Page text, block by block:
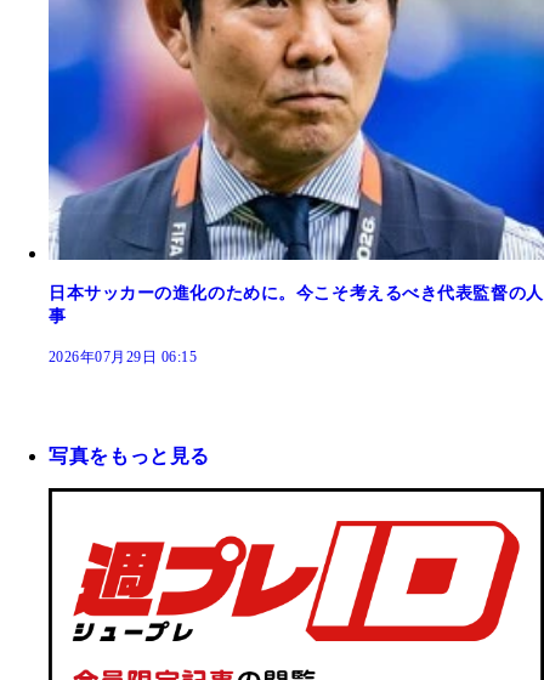
日本サッカーの進化のために。今こそ考えるべき代表監督の人
事
2026年07月29日 06:15
写真をもっと見る